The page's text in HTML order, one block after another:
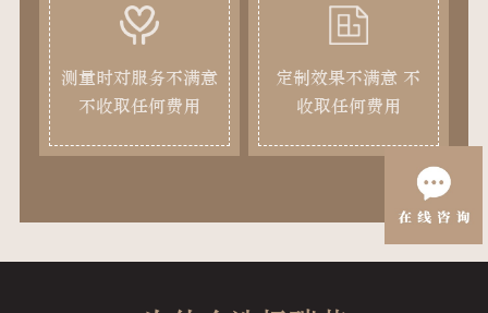
测量时对服务不满意
不收取任何费用
定制效果不满意 不
收取任何费用